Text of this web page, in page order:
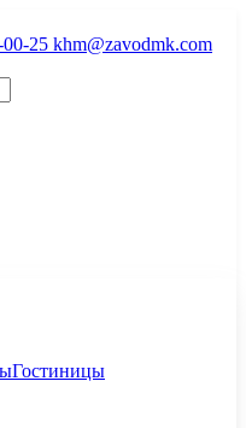
25 khm@zavodmk.com
Гостиницы